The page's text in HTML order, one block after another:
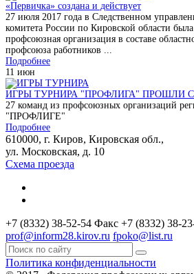
«Первичка» создана и действует
27 июля 2017 года в Cледственном
комитета России по Кировской области
профсоюзная организация в составе
профсоюза работников ...
Подробнее
11 июн
ИГРЫ ТУРНИРА "ПРОФЛИГА" ПРОШЛИ
27 команд из профсоюзных организаций
"ПРОФЛИГЕ"
Подробнее
610000, г. Киров, Кировская обл.,
ул. Московская, д. 10
Схема проезда
+7 (8332) 38-52-54 Факс +7 (8332) 38-
prof@inform28.kirov.ru fpoko@list.ru
Политика конфиденциальности